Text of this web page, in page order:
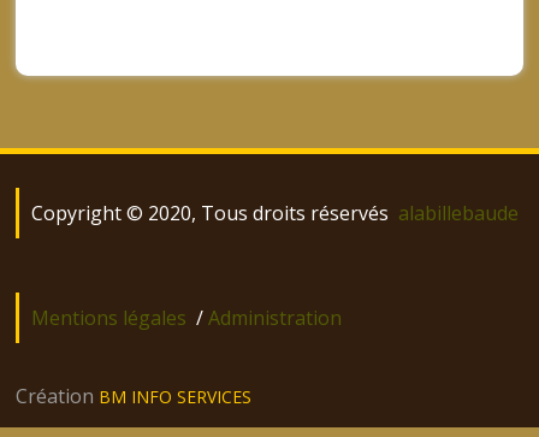
Copyright © 2020, Tous droits réservés alabillebaude
Mentions légales /Administration
Création BM INFO SERVICES